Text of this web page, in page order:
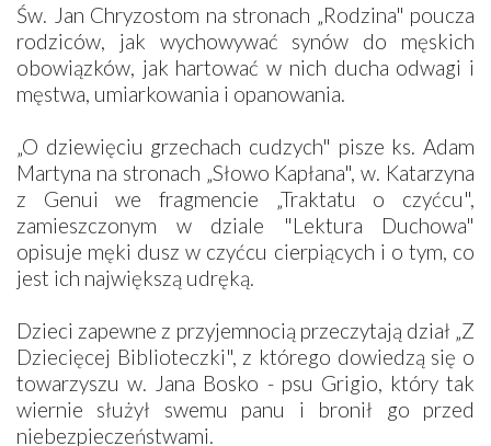
Św. Jan Chryzostom na stronach „Rodzina" poucza
rodziców, jak wychowywać synów do męskich
obowiązków, jak hartować w nich ducha odwagi i
męstwa, umiarkowania i opanowania.
„O dziewięciu grzechach cudzych" pisze ks. Adam
Martyna na stronach „Słowo Kapłana", w. Katarzyna
z Genui we fragmencie „Traktatu o czyćcu",
zamieszczonym w dziale "Lektura Duchowa"
opisuje męki dusz w czyćcu cierpiących i o tym, co
jest ich największą udręką.
Dzieci zapewne z przyjemnocią przeczytają dział „Z
Dziecięcej Biblioteczki", z którego dowiedzą się o
towarzyszu w. Jana Bosko - psu Grigio, który tak
wiernie służył swemu panu i bronił go przed
niebezpieczeństwami.